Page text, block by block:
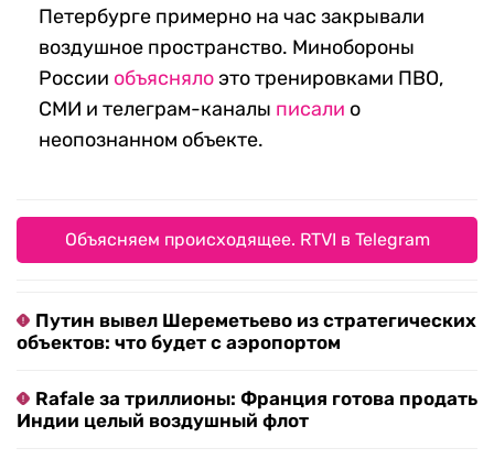
Петербурге примерно на час закрывали
воздушное пространство. Минобороны
России объясняло это тренировками ПВО,
СМИ и телеграм-каналы писали о
неопознанном объекте.
Объясняем происходящее. RTVI в Telegram
Путин вывел Шереметьево из стратегических
объектов: что будет с аэропортом
Rafale за триллионы: Франция готова продать
Индии целый воздушный флот